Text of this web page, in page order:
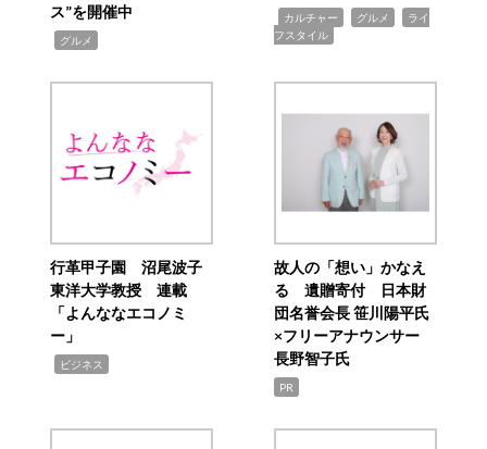
ス”を開催中
グルメ
カルチャー グルメ
ライ
フスタイル
行革甲子園 沼尾波子
東洋大学教授 連載
「よんななエコノミ
ー」
ビジネス
故人の「想い」かなえ
る 遺贈寄付 日本財
団名誉会長 笹川陽平氏
×フリーアナウンサー
長野智子氏
PR